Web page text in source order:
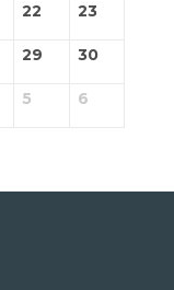
22 23
29 30
5 6